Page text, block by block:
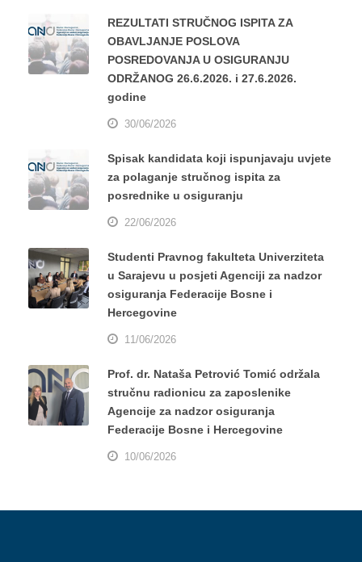
REZULTATI STRUČNOG ISPITA ZA
OBAVLJANJE POSLOVA
POSREDOVANJA U OSIGURANJU
ODRŽANOG 26.6.2026. i 27.6.2026.
godine
30/06/2026
Spisak kandidata koji ispunjavaju uvjete
za polaganje stručnog ispita za
posrednike u osiguranju
22/06/2026
Studenti Pravnog fakulteta Univerziteta
u Sarajevu u posjeti Agenciji za nadzor
osiguranja Federacije Bosne i
Hercegovine
11/06/2026
Prof. dr. Nataša Petrović Tomić održala
stručnu radionicu za zaposlenike
Agencije za nadzor osiguranja
Federacije Bosne i Hercegovine
10/06/2026